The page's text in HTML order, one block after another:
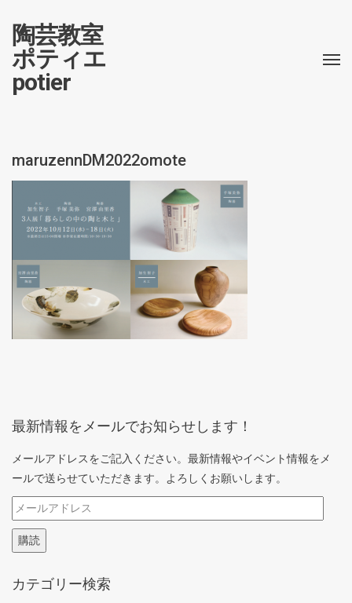
陶芸教室
ポティエ
potier
maruzennDM2022omote
最新情報をメールでお知らせします！
メールアドレスをご記入ください。最新情報やイベント情報をメ
ールで送らせていただきます。よろしくお願いします。
メ
ー
ル
ド
購読
カテゴリー検索